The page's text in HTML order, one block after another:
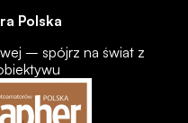
Polska
– spójrz na świat z